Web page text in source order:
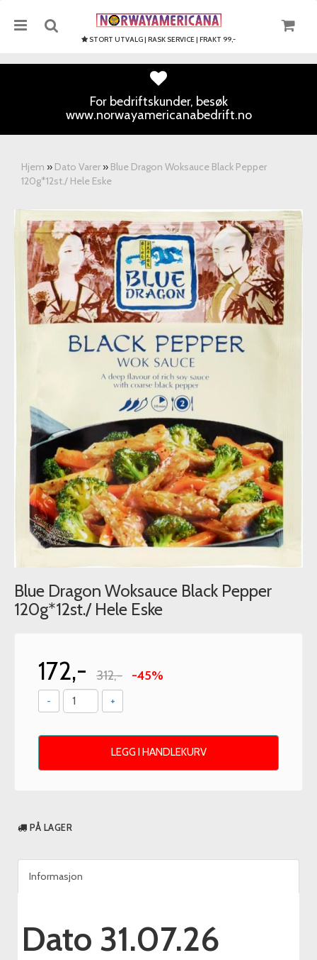
STORT UTVALG | RASK SERVICE | FRAKT 99,-
For bedriftskunder, besøk
www.norwayamericanabedrift.no
Hjem » Dato Varer » Blue Dragon Woksauce Black Pepper
120g*12st./ Hele Eske
Blue Dragon Woksauce Black Pepper
120g*12st./ Hele Eske
172,- 312,- -45%
- +
LEGG I HANDLEKURV
PÅ LAGER
Informasjon
Dato 31.07.26